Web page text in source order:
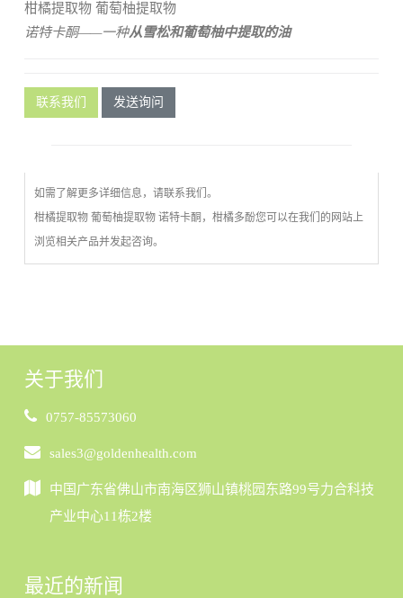
柑橘提取物 葡萄柚提取物
诺特卡酮——一种从雪松和葡萄柚中提取的油
联系我们 发送询问
如需了解更多详细信息，请联系我们。
柑橘提取物 葡萄柚提取物 诺特卡酮， 柑橘多酚您可以在我们的网站上
浏览相关产品并发起咨询。
关于我们
0757-85573060
sales3@goldenhealth.com
中国广东省佛山市南海区狮山镇桃园东路99号力合科技
产业中心11栋2楼
最近的新闻